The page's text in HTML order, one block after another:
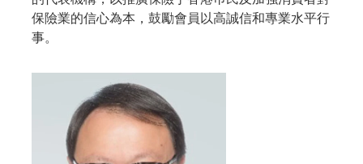
保險業的信心為本，鼓勵會員以高誠信和專業水平行
事。